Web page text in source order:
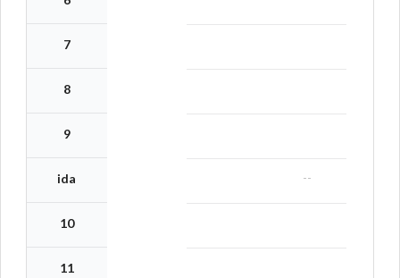
7
8
9
ida
10
11
--